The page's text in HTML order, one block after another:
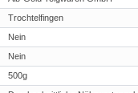
Trochtelfingen
Nein
Nein
500g